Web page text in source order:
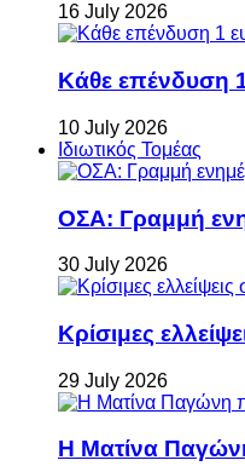
16 July 2026
Κάθε επένδυση
10 July 2026
Ιδιωτικός Τομέας
ΟΣΑ: Γραμμή
30 July 2026
Κρίσιμες
29 July 2026
Η Ματίνα